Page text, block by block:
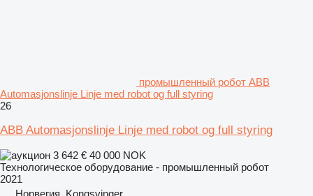
промышленный робот ABB
Automasjonslinje Linje med robot og full styring
26
ABB Automasjonslinje Linje med robot og full styring
3 642 € 40 000 NOK
Технологическое оборудование - промышленный робот
2021
Норвегия, Kongsvinger